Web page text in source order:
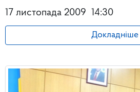
17 листопада 2009
14:30
Докладніше